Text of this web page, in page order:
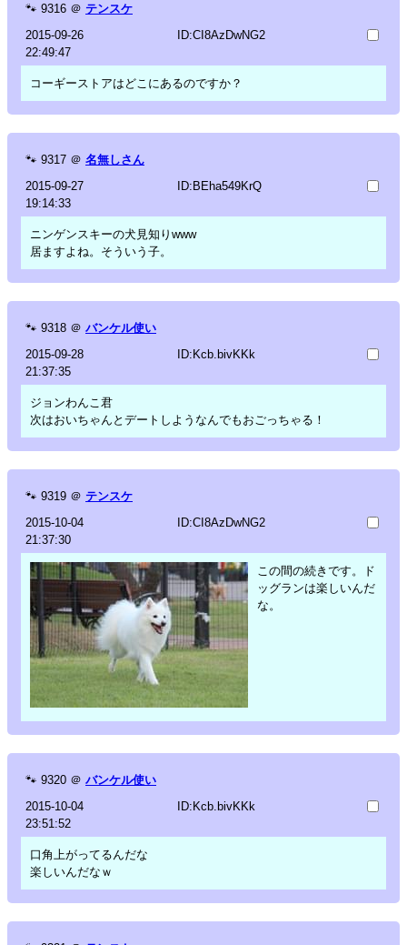
🐾 9316 ＠ テンスケ
2015-09-26
22:49:47
ID:CI8AzDwNG2
コーギーストアはどこにあるのですか？
🐾 9317 ＠ 名無しさん
2015-09-27
19:14:33
ID:BEha549KrQ
ニンゲンスキーの犬見知りwww
居ますよね。そういう子。
🐾 9318 ＠ バンケル使い
2015-09-28
21:37:35
ID:Kcb.bivKKk
ジョンわんこ君
次はおいちゃんとデートしようなんでもおごっちゃる！
🐾 9319 ＠ テンスケ
2015-10-04
21:37:30
ID:CI8AzDwNG2
この間の続きです。ド
ッグランは楽しいんだ
な。
🐾 9320 ＠ バンケル使い
2015-10-04
23:51:52
ID:Kcb.bivKKk
口角上がってるんだな
楽しいんだなｗ